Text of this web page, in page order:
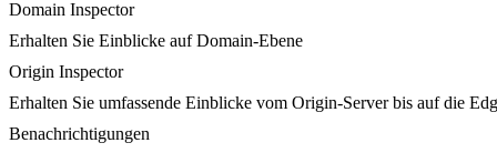
Domain Inspector
Erhalten Sie Einblicke auf Domain-Ebene
Origin Inspector
Erhalten Sie umfassende Einblicke vom Origin-Server bis auf die
Benachrichtigungen